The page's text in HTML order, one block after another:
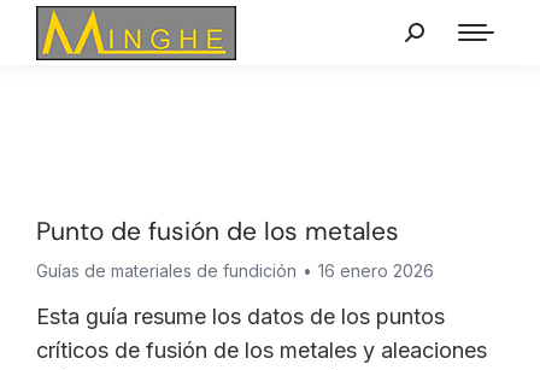
Punto de fusión de los metales
Guías de materiales de fundición 16 enero 2026
Esta guía resume los datos de los puntos
críticos de fusión de los metales y aleaciones